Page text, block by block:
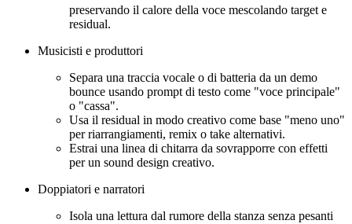
preservando il calore della voce mescolando target e
residual.
Musicisti e produttori
Separa una traccia vocale o di batteria da un demo
bounce usando prompt di testo come "voce principale"
o "cassa".
Usa il residual in modo creativo come base "meno uno"
per riarrangiamenti, remix o take alternativi.
Estrai una linea di chitarra da sovrapporre con effetti
per un sound design creativo.
Doppiatori e narratori
Isola una lettura dal rumore della stanza senza pesanti